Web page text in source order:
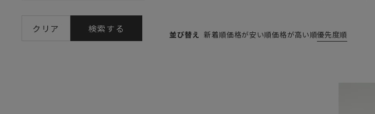
クリア 検索する 並び替え 新着順価格が安い順価格が高い順優先度順